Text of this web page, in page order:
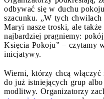
odbywać się w duchu
szacunku. „W tych
Maryi nasze troski, ale
najbardziej pragniemy:
Księcia Pokoju” – czytamy
inicjatywy.
Wierni, którzy chcą włączyć
do już istniejących grup albo
modlitwy. Organizatorzy